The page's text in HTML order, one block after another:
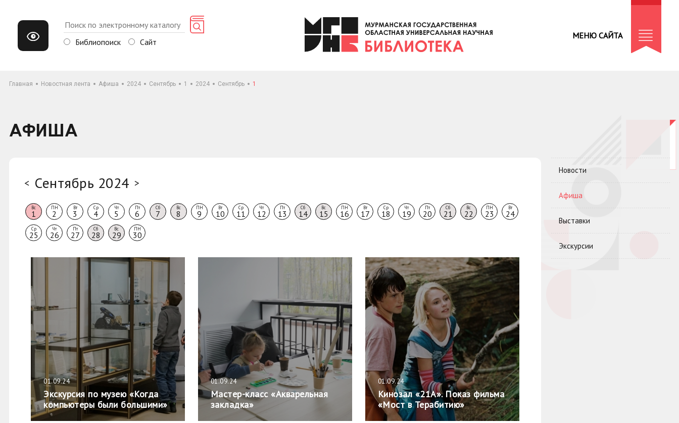
Библиопоиск Сайт
МЕНЮ САЙТА
Главная Новостная лента Афиша 2024 Сентябрь 1 2024 Сентябрь 1
АФИША
< Сентябрь 2024 >
Вс
1
ПН
2
Вт
3
Ср
4
Чт
5
Пт
6
Сб
7
Вс
8
ПН
9
Вт
10
Ср
11
Чт
12
Пт
13
Сб
14
Вс
15
ПН
16
Вт
17
Ср
18
Чт
19
Пт
20
Сб
21
Вс
22
ПН
23
Вт
24
Ср
25
Чт
26
Пт
27
Сб
28
Вс
29
ПН
30
01.09.24
Экскурсия по музею «Когда
компьютеры были большими»
01.09.24
Мастер-класс «Акварельная
закладка»
01.09.24
Кинозал «21А». Показ фильма
«Мост в Терабитию»
Новости
Афиша
Выставки
Экскурсии